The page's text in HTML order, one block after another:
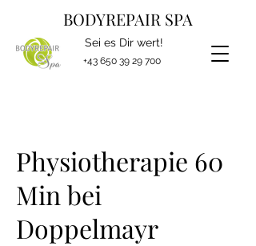
BODYREPAIR SPA
Sei es Dir wert!
+43 650 39 29 700
Physiotherapie 60
Min bei
Doppelmayr